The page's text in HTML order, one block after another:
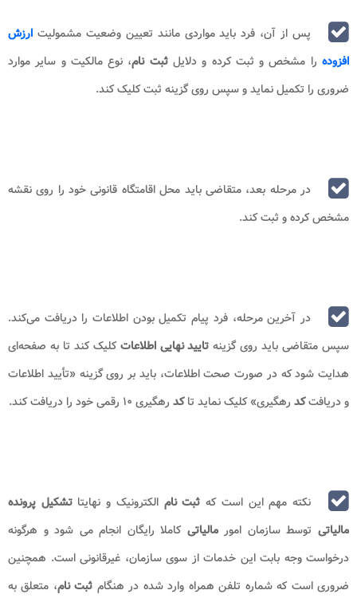
پس از آن، فرد باید مواردی مانند تعیین وضعیت مشمولیت ارزش
افزودهرا مشخص و ثبت کرده و دلایلثبت‌ نام، نوع مالکیت و سایر موارد
ضروری را تکمیل نماید و سپس روی گزینه ثبت کلیک کند.
در مرحله بعد، متقاضی باید محل اقامتگاه قانونی خود را روی نقشه
مشخص کرده و ثبت کند.
در آخرین مرحله، فرد پیام تکمیل بودن اطلاعات را دریافت می‌کند.
سپس متقاضی باید روی گزینه تایید نهایی اطلاعاتکلیک کند تا به صفحه‌ای
هدایت شود که در صورت صحت اطلاعات، باید بر روی گزینه «تأیید اطلاعات
و دریافتکد رهگیری» کلیک نماید تاکد رهگیری ۱۰ رقمی خود را دریافت کند.
نکته مهم این است که ثبت نام الکترونیک و نهایتاتشکیل پرونده
مالیاتیتوسط سازمان امورمالیاتی کاملا رایگان انجام می‌ شود و هرگونه
درخواست وجه بابت این خدمات از سوی سازمان، غیرقانونی است. همچنین
ضروری است که شماره تلفن همراه وارد شده در هنگام ثبت نام، متعلق به